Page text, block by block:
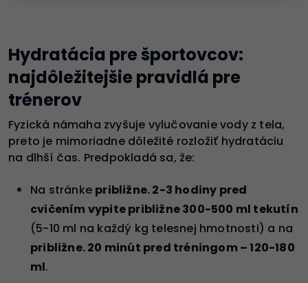
Hydratácia pre športovcov:
najdôležitejšie pravidlá pre
trénerov
Fyzická námaha zvyšuje vylučovanie vody z tela,
preto je mimoriadne dôležité rozložiť hydratáciu
na dlhší čas. Predpokladá sa, že:
Na stránke približne. 2-3 hodiny pred
cvičením vypite približne 300-500 ml tekutín
(5-10 ml na každý kg telesnej hmotnosti) a na
približne. 20 minút pred tréningom – 120-180
ml.